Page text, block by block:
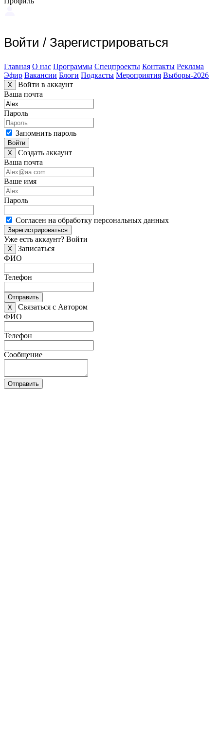
Войти / Зарегистрироваться
Главная О нас Программы Спецпроекты Контакты Реклама
Эфир Вакансии Блоги Подкасты Мероприятия Выборы-2026
X
Войти в аккаунт
Ваша почта
Пароль
Запомнить пароль
Войти
X
Создать аккаунт
Ваша почта
Ваше имя
Пароль
Согласен на обработку персональных данных
Зарегистрироваться
Уже есть аккаунт? Войти
X
Записаться
ФИО
Телефон
Отправить
X
Связаться с Автором
ФИО
Телефон
Сообщение
Отправить